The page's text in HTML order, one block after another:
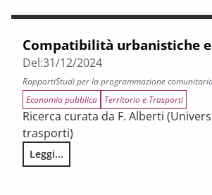
Compatibilità urbanistiche
Del:31/12/2024
RapportiStudi per la programmazione
Economia pubblica
Territorio e Trasporti
Ricerca curata da F. Alberti
trasporti)
Leggi...
Compatibilità urbanistiche e sistema